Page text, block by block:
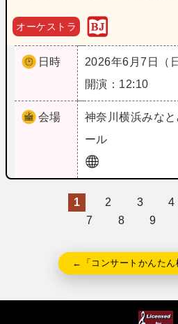
オーケストラ
日時
2026年6月7日（
開演：12:10
会場 神奈川横浜みな
ール
1 2 3 4
7
8 9
←「コンサートかんたん